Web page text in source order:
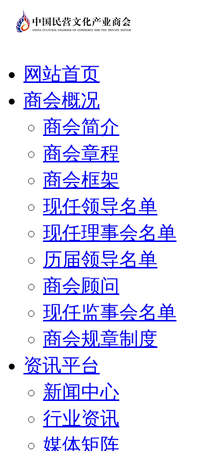
网站首页
商会概况
商会简介
商会章程
商会框架
现任领导名单
现任理事会名单
历届领导名单
商会顾问
现任监事会名单
商会规章制度
资讯平台
新闻中心
行业资讯
媒体矩阵